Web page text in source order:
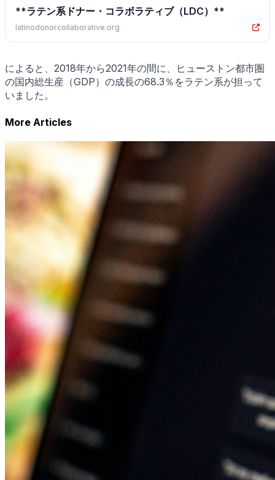
**ラテン系ドナー・コラボラティブ（LDC）**
latinodonorcollaborative.org
によると、2018年から2021年の間に、ヒューストン都市圏
の国内総生産（GDP）の成長の68.3％をラテン系が担って
いました。
More Articles